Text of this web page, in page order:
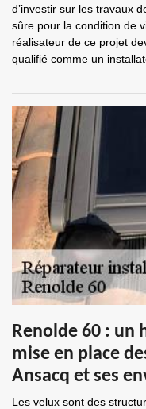
d’investir sur les travaux
sûre pour la condition de
réalisateur de ce projet
qualifié comme un
Renolde 60 : un
mise en place
Ansacq et ses
Les velux sont des